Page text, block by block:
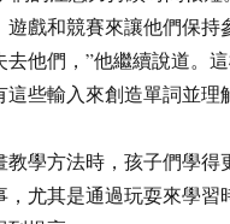
遊戲和競賽來讓他們保持
去他們，”他繼續說道。
這些輸入來創造單詞並理
教學方法時，孩子們學得
，尤其是通過玩耍來學習